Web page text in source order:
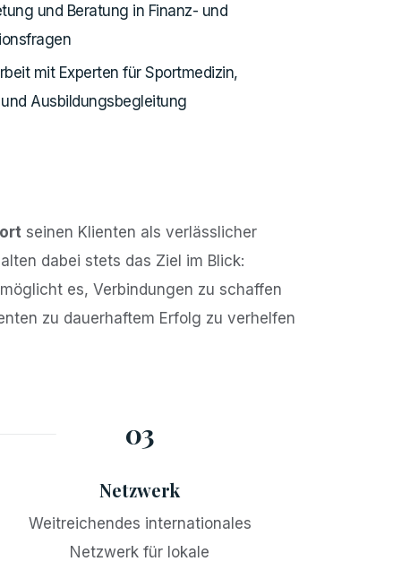
und Beratung in Finanz- und
mit Experten für Sportmedizin,
Ausbildungsbegleitung
seinen Klienten als verlässlicher
dabei stets das Ziel im Blick:
es, Verbindungen zu schaffen
zu dauerhaftem Erfolg zu verhelfen
03
Netzwerk
Weitreichendes internationales
Netzwerk für lokale